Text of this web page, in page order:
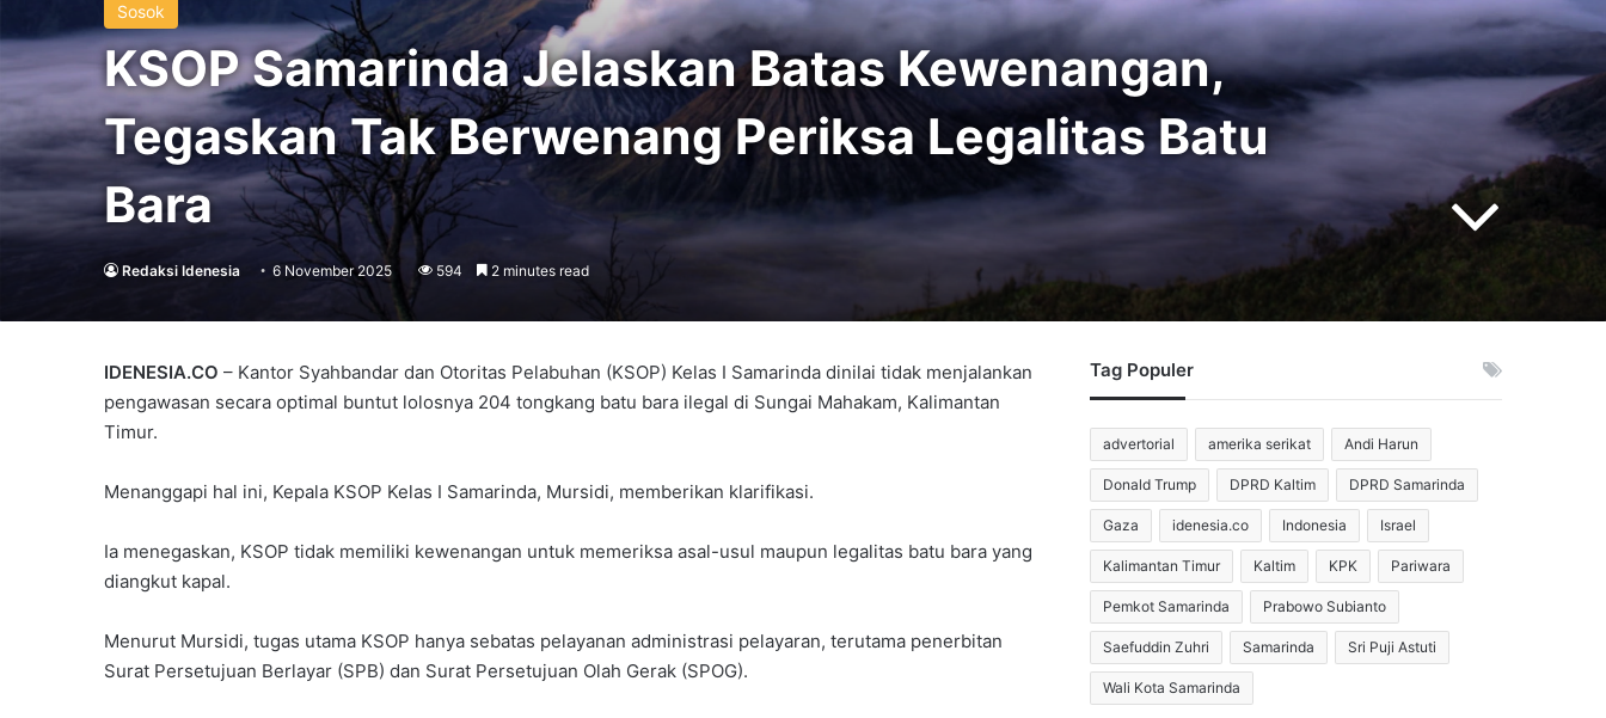
Sosok
KSOP Samarinda Jelaskan Batas Kewenangan,
Tegaskan Tak Berwenang Periksa Legalitas Batu
Bara
Redaksi Idenesia 6 November 2025 594 2 minutes read
IDENESIA.CO – Kantor Syahbandar dan Otoritas Pelabuhan (KSOP) Kelas I Samarinda dinilai tidak menjalankan
pengawasan secara optimal buntut lolosnya 204 tongkang batu bara ilegal di Sungai Mahakam, Kalimantan
Timur.
Menanggapi hal ini, Kepala KSOP Kelas I Samarinda, Mursidi, memberikan klarifikasi.
Ia menegaskan, KSOP tidak memiliki kewenangan untuk memeriksa asal-usul maupun legalitas batu bara yang
diangkut kapal.
Menurut Mursidi, tugas utama KSOP hanya sebatas pelayanan administrasi pelayaran, terutama penerbitan
Surat Persetujuan Berlayar (SPB) dan Surat Persetujuan Olah Gerak (SPOG).
Tag Populer
advertorial amerika serikat Andi Harun
Donald Trump DPRD Kaltim DPRD Samarinda
Gaza idenesia.co Indonesia Israel
Kalimantan Timur Kaltim KPK Pariwara
Pemkot Samarinda Prabowo Subianto
Saefuddin Zuhri Samarinda Sri Puji Astuti
Wali Kota Samarinda